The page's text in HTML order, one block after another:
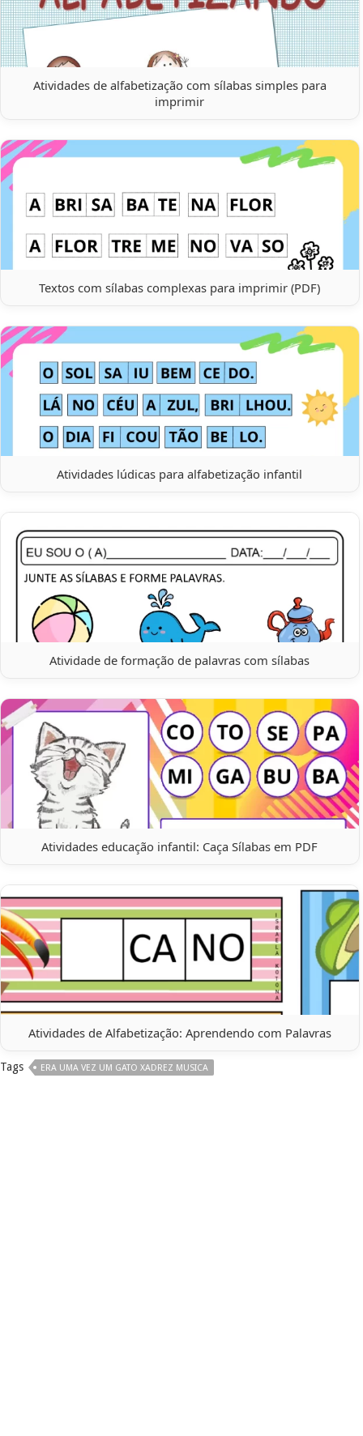
Atividades de alfabetização com sílabas simples para
imprimir
Textos com sílabas complexas para imprimir (PDF)
Atividades lúdicas para alfabetização infantil
Atividade de formação de palavras com sílabas
Atividades educação infantil: Caça Sílabas em PDF
Atividades de Alfabetização: Aprendendo com Palavras
Tags ERA UMA VEZ UM GATO XADREZ MUSICA